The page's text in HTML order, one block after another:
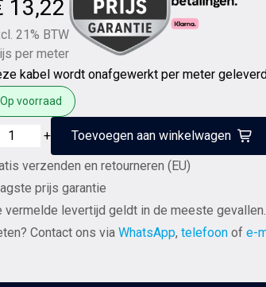
13,22
21% BTW
per meter
kabel wordt onafgewerkt per meter
Op voorraad
+
Toevoegen aan winkelwagen
verzenden en retourneren (EU)
prijs garantie
vermelde levertijd geldt in de meeste
Contact ons via WhatsApp, telefoon of e-